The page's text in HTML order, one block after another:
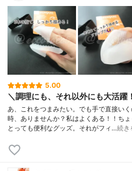
5.00
＼調理にも、それ以外にも大活躍
あ、これをつまみたい。でも手で直接い
時、ありませんか？私はよくある！！ちょ
とっても便利なグッズ。それがフィ…続き